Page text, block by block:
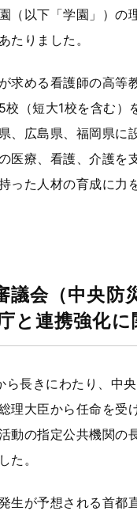
（以下「学園」）の
たりました。
求める看護師の高等
5校 （短大1校を含む）
、広島県、福岡県に
医療、看護、介護を
った人材の育成に力
議会（中央防
と連携強化
ら長きにわたり、中
理大臣から任命を受
動の指定公共機関の
た。
生が予想される首都